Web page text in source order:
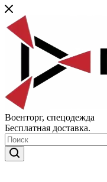
Военторг, спецодежда
Бесплатная доставка.